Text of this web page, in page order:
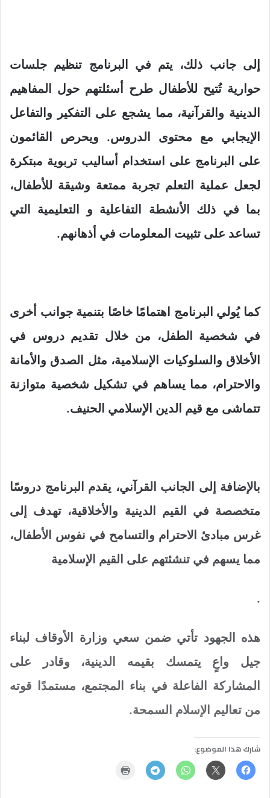
إلى جانب ذلك، يتم في البرنامج تنظيم جلسات
حوارية تُتيح للأطفال طرح أسئلتهم حول المفاهيم
الدينية والقرآنية، مما يشجع على التفكير والتفاعل
الإيجابي مع محتوى الدروس. ويحرص القائمون
على البرنامج على استخدام أساليب تربوية مبتكرة
لجعل عملية التعلم تجربة ممتعة وشيقة للأطفال،
بما في ذلك الأنشطة التفاعلية و التعليمية التي
تساعد على تثبيت المعلومات في أذهانهم.
كما يُولي البرنامج اهتمامًا خاصًا بتنمية جوانب أخرى
في شخصية الطفل، من خلال تقديم دروس في
الأخلاق والسلوكيات الإسلامية، مثل الصدق والأمانة
والاحترام، مما يساهم في تشكيل شخصية متوازنة
تتماشى مع قيم الدين الإسلامي الحنيف.
بالإضافة إلى الجانب القرآني، يقدم البرنامج دروسًا
متخصصة في القيم الدينية والأخلاقية، تهدف إلى
غرس مبادئ الاحترام والتسامح في نفوس الأطفال،
مما يسهم في تنشئتهم على القيم الإسلامية
.
هذه الجهود تأتي ضمن سعي وزارة الأوقاف لبناء
جيل واعٍ يتمسك بقيمه الدينية، وقادر على
المشاركة الفاعلة في بناء المجتمع، مستمدًا قوته
من تعاليم الإسلام السمحة.
شارك هذا الموضوع: